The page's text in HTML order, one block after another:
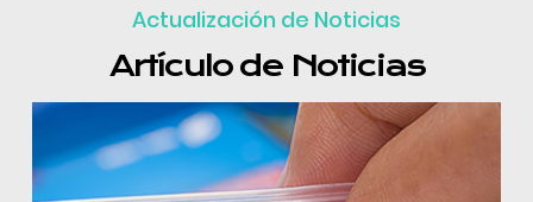
Actualización de Noticias
Artículo de Noticias